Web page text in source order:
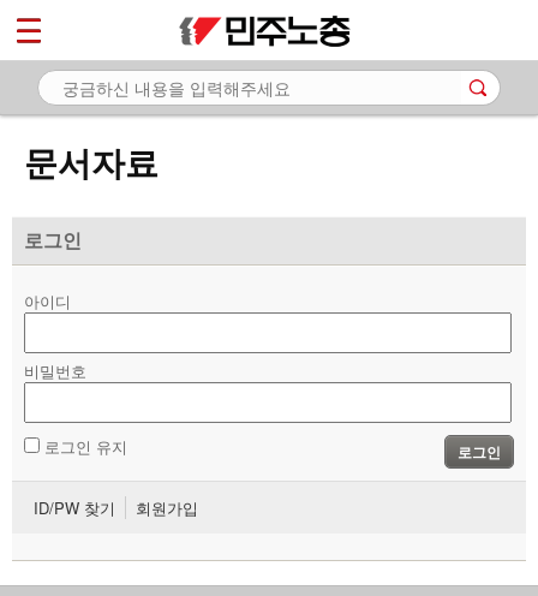
문서자료
로그인
아이디
비밀번호
로그인 유지 로그인
ID/PW 찾기 회원가입
마이페이지
소개
노동상담
자료
- 미디어자료
- 카드뉴스
부설기관